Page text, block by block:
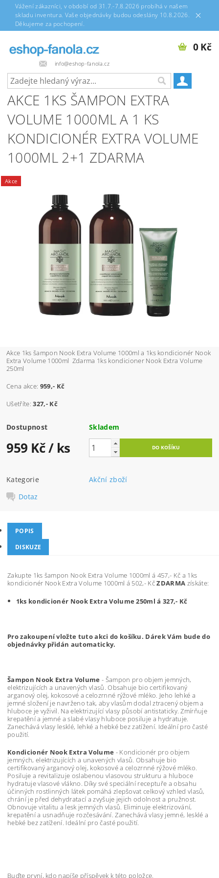
Vážení zákazníci, v období od 31.7.-7.8.2026 probíhá v našem
skladu inventura. Vaše objednávky budou odeslány 10.8.2026.
Děkujeme za pochopení.
info@eshop-fanola.cz
0 Kč
AKCE 1KS ŠAMPON EXTRA
VOLUME 1000ML A 1 KS
KONDICIONÉR EXTRA VOLUME
1000ML 2+1 ZDARMA
Akce
Akce 1ks šampon Nook Extra Volume 1000ml a 1ks kondicionér Nook
Extra Volume 1000ml Zdarma 1ks kondicioner Nook Extra Volume
250ml
Cena akce: 959,- Kč
Ušetříte:327,- Kč
Dostupnost Skladem
959 Kč/ ks
Kategorie
Akční zboží
Dotaz
POPIS
DISKUZE
Zakupte 1ks šampon Nook Extra Volume 1000ml á 457,- Kč a 1ks
kondicionér Nook Extra Volume 1000ml á 502,- KčZDARMA získáte:
1ks kondicionér Nook Extra Volume 250ml á 327,- Kč
Pro zakoupení vložte tuto akci do košíku. Dárek Vám bude do
objednávky přidán automaticky.
Šampon Nook Extra Volume - Šampon pro objem jemných,
elektrizujících a unavených vlasů. Obsahuje bio certifikovaný
arganový olej, kokosové a celozrnné rýžové mléko. Jeho lehké a
jemné složení je navrženo tak, aby vlasům dodal ztracený objem a
hluboce je vyživil. Na elektrizující vlasy působí antistaticky. Zmírňuje
krepatění a jemné a slabé vlasy hluboce posiluje a hydratuje.
Zanechává vlasy lesklé, lehké a hebké bez zatížení. Ideální pro časté
použití.
Kondicionér Nook Extra Volume - Kondicionér pro objem
jemných, elektrizujících a unavených vlasů. Obsahuje bio
certifikovaný arganový olej, kokosové a celozrnné rýžové mléko.
Posiluje a revitalizuje oslabenou vlasovou strukturu a hluboce
hydratuje vlasové vlákno. Díky své speciální receptuře a obsahu
účinných rostlinných látek pomáhá zlepšovat celkový vzhled vlasů,
chrání je před dehydratací a zvyšuje jejich odolnost a pružnost.
Obnovuje vitalitu a lesk jemných vlasů. Eliminuje elektrizování,
krepatění a usnadňuje rozčesávání. Zanechává vlasy jemné, lesklé a
hebké bez zatížení. Ideální pro časté použití.
Buďte první, kdo napíše příspěvek k této položce.